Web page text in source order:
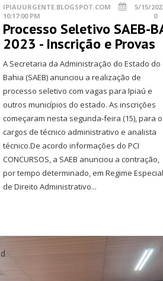
IPIAUURGENTE.BLOGSPOT.COM
5/15/
10:17:00 PM
0
Processo Seletivo SAEB-
2023 - Inscrição e Provas
A Secretaria da Administração do Estado do
Bahia (SAEB) anunciou a realização de
processo seletivo com vagas para Ipiaú e
outros municípios do estado. As inscrições
começaram nesta segunda-feira (15), para
cargos de técnico administrativo e analista
técnico.De acordo informações do PCI
CONCURSOS, a SAEB anunciou a contração,
por tempo determinado, em Regime
de Direito Administrativo...